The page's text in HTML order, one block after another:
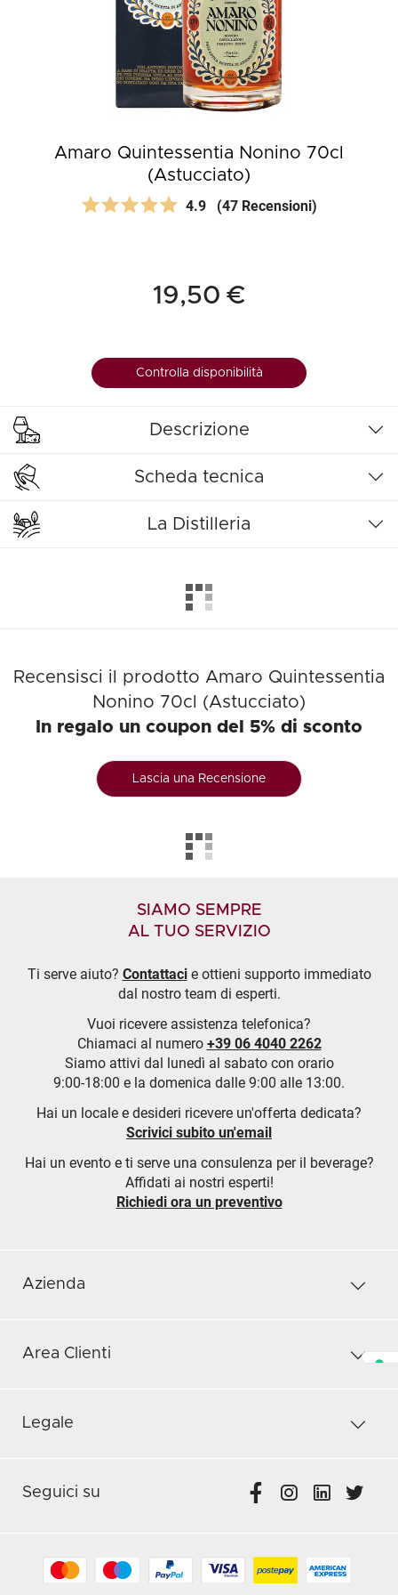
Amaro Quintessentia Nonino 70cl
(Astucciato)
4.9 (47 Recensioni)
19,50 €
Controlla disponibilità
Descrizione
Scheda tecnica
La Distilleria
Recensisci il prodotto Amaro Quintessentia
Nonino 70cl (Astucciato)
In regalo un coupon del 5% di sconto
Lascia una Recensione
SIAMO SEMPRE
AL TUO SERVIZIO
Ti serve aiuto? Contattacie ottieni supporto immediato
dal nostro team di esperti.
Vuoi ricevere assistenza telefonica?
Chiamaci al numero +39 06 4040 2262
Siamo attivi dal lunedì al sabato con orario
9:00-18:00 e la domenica dalle 9:00 alle 13:00.
Hai un locale e desideri ricevere un'offerta dedicata?
Scrivici subito un'email
Hai un evento e ti serve una consulenza per il beverage?
Affidati ai nostri esperti!
Richiedi ora un preventivo
Azienda
Area Clienti
Legale
Seguici su